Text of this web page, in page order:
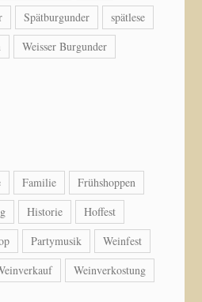
Spätburgunder
spätlese
Weisser Burgunder
Familie
Frühshoppen
Historie
Hoffest
Partymusik
Weinfest
Weinverkostung